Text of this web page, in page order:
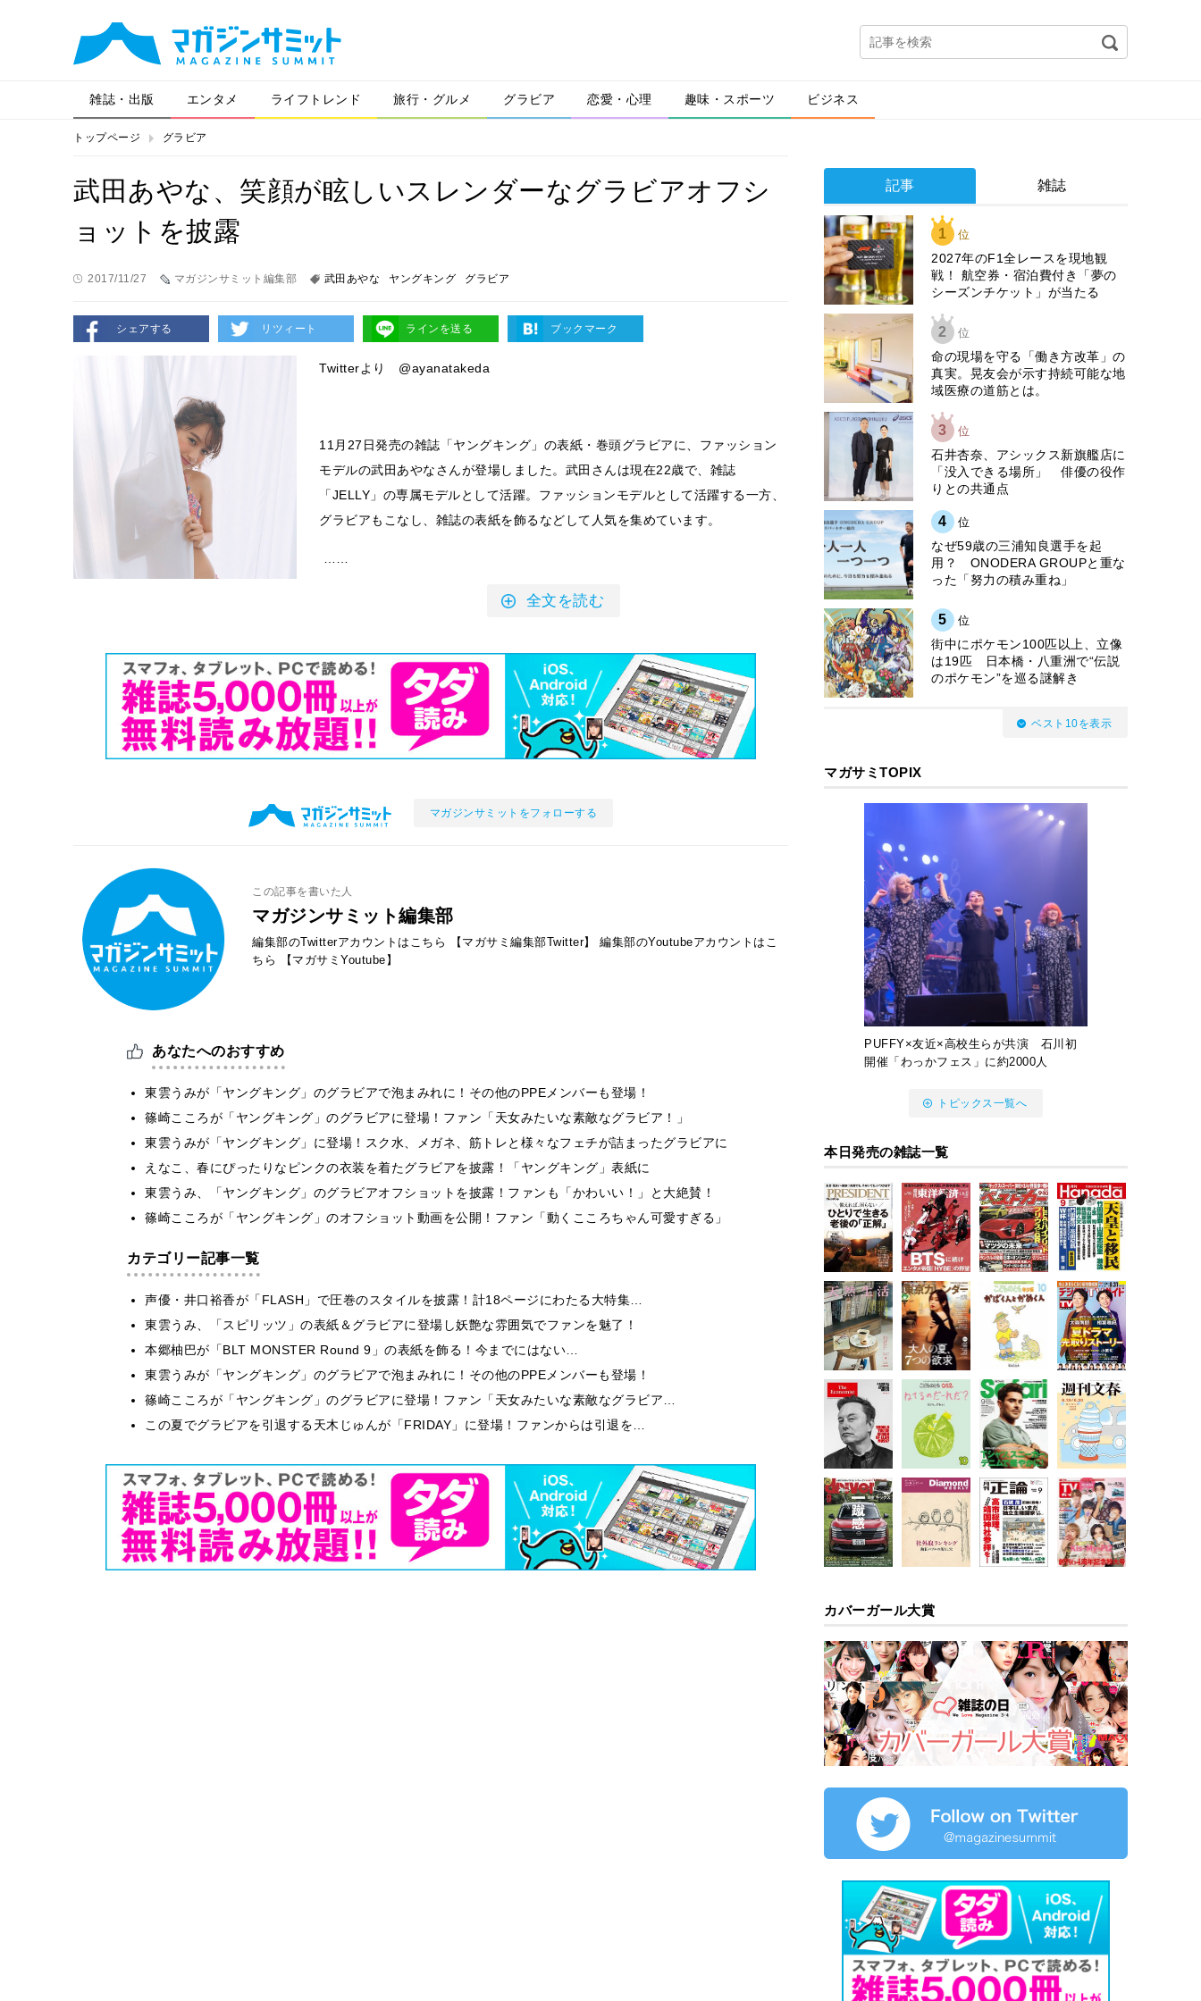
雑誌・出版 エンタメ ライフトレンド 旅行・グルメ グラビア 恋愛・心理 趣味・スポーツ ビジネス
トップページ グラビア
武田あやな、笑顔が眩しいスレンダーなグラビアオフシ
ョットを披露
2017/11/27 マガジンサミット編集部 武田あやな ヤングキング グラビア
シェアする リツィート ラインを送る ブックマーク
Twitterより @ayanatakeda
11月27日発売の雑誌「ヤングキング」の表紙・巻頭グラビアに、ファッション
モデルの武田あやなさんが登場しました。武田さんは現在22歳で、雑誌
「JELLY」の専属モデルとして活躍。ファッションモデルとして活躍する一方、
グラビアもこなし、雑誌の表紙を飾るなどして人気を集めています。
全文を読む
マガジンサミットをフォローする
この記事を書いた人
マガジンサミット編集部
編集部のTwitterアカウントはこちら 【マガサミ編集部Twitter】
編集部のYoutubeアカウントはこ
ちら
【マガサミYoutube】
あなたへのおすすめ
東雲うみが「ヤングキング」のグラビアで泡まみれに！その他のPPEメンバーも登場！
篠崎こころが「ヤングキング」のグラビアに登場！ファン「天女みたいな素敵なグラビア！」
東雲うみが「ヤングキング」に登場！スク水、メガネ、筋トレと様々なフェチが詰まったグラビアに
えなこ、春にぴったりなピンクの衣装を着たグラビアを披露！「ヤングキング」表紙に
東雲うみ、「ヤングキング」のグラビアオフショットを披露！ファンも「かわいい！」と大絶賛！
篠崎こころが「ヤングキング」のオフショット動画を公開！ファン「動くこころちゃん可愛すぎる」
カテゴリー記事一覧
声優・井口裕香が「FLASH」で圧巻のスタイルを披露！計18ページにわたる大特集…
東雲うみ、「スピリッツ」の表紙＆グラビアに登場し妖艶な雰囲気でファンを魅了！
本郷柚巴が「BLT MONSTER Round 9」の表紙を飾る！今までにはない…
東雲うみが「ヤングキング」のグラビアで泡まみれに！その他のPPEメンバーも登場！
篠崎こころが「ヤングキング」のグラビアに登場！ファン「天女みたいな素敵なグラビア…
この夏でグラビアを引退する天木じゅんが「FRIDAY」に登場！ファンからは引退を…
記事 雑誌
1 位
2027年のF1全レースを現地観
戦！ 航空券・宿泊費付き「夢の
シーズンチケット」が当たる
2 位
​命の現場を守る「働き方改革」の
真実。晃友会が示す持続可能な地
域医療の道筋とは。
3 位
石井杏奈、アシックス新旗艦店に
「没入できる場所」 俳優の役作
りとの共通点
4 位
なぜ59歳の三浦知良選手を起
用？ ONODERA GROUPと重な
った「努力の積み重ね」
5 位
街中にポケモン100匹以上、立像
は19匹 日本橋・八重洲で“伝説
のポケモン”を巡る謎解き
ベスト10を表示
マガサミTOPIX
PUFFY×友近×高校生らが共演 石川初
開催「わっかフェス」に約2000人
トピックス一覧へ
本日発売の雑誌一覧
カバーガール大賞